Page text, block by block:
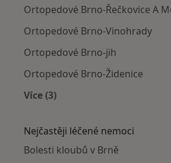
Ortopedové Brno-Řečkovice A
Ortopedové Brno-Vinohrady
Ortopedové Brno-jih
Ortopedové Brno-Židenice
Více (3)
Nejčastěji léčené nemoci
Bolesti kloubů v Brně